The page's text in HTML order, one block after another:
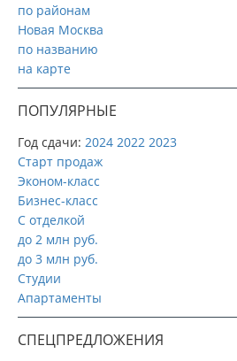
по районам
Новая Москва
по названию
на карте
ПОПУЛЯРНЫЕ
Год сдачи: 2024 2022 2023
Старт продаж
Эконом-класс
Бизнес-класс
С отделкой
до 2 млн руб.
до 3 млн руб.
Студии
Апартаменты
СПЕЦПРЕДЛОЖЕНИЯ